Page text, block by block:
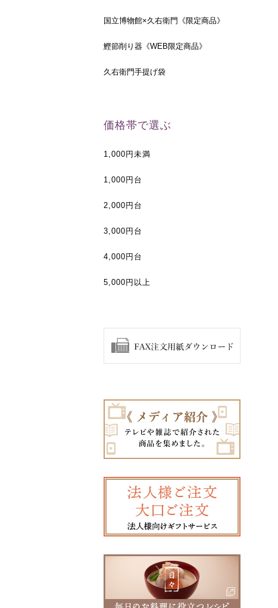
国立博物館×久右衛門《限定商品》
鰹節削り器《WEB限定商品》
久右衛門手提げ袋
価格帯で選ぶ
1,000円未満
1,000円台
2,000円台
3,000円台
4,000円台
5,000円以上